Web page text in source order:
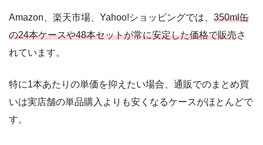
Amazon、楽天市場、Yahoo!ショッピングでは、 350ml缶
の24本ケースや48本セットが常に安定した価格で販売さ
れています。
特に1本あたりの単価を抑えたい場合、通販でのまとめ買
いは実店舗の単品購入よりも安くなるケースがほとんどで
す。